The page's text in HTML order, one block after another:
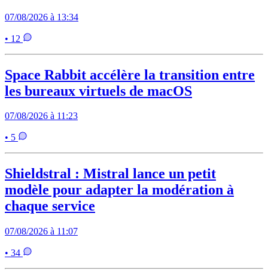
07/08/2026 à 13:34
• 12
Space Rabbit accélère la transition entre
les bureaux virtuels de macOS
07/08/2026 à 11:23
• 5
Shieldstral : Mistral lance un petit
modèle pour adapter la modération à
chaque service
07/08/2026 à 11:07
• 34